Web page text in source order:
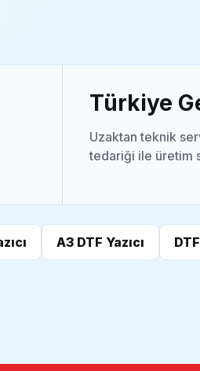
Türkiye
Uzaktan teknik
tedariği ile üretim
A3 DTF Yazıcı